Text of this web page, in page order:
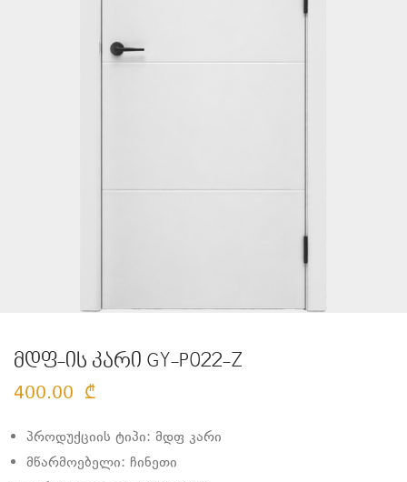
მდფ-ის კარი GY-P022-Z
400.00 ₾
პროდუქციის ტიპი: მდფ კარი
მწარმოებელი: ჩინეთი